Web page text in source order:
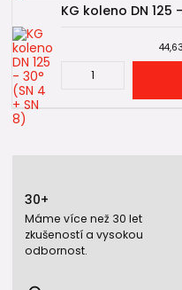
KG koleno DN 125
30+
Máme více než 30 let
zkušeností a vysokou
odbornost.